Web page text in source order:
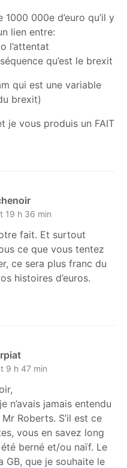
1000 000e d’euro qu’il y
lien entre:
l’attentat
qu’est le brexit
qui est une variable
brexit)
je vous produis un FAIT
19 h 36 min
fait. Et surtout
ce que vous tentez
ce sera plus franc du
histoires d’euros.
9 h 47 min
n’avais jamais entendu
Roberts. S’il est ce
vous en savez long
été berné et/ou naïf. Le
GB, que je souhaite le